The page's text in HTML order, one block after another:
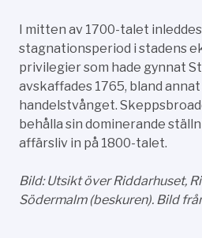
I mitten av 1700-talet
stagnationsperiod i stadens
privilegier som hade gynnat
avskaffades 1765, bland
handelstvånget.
behålla sin dominerande
affärsliv in på 1800-talet.
Bild: Utsikt över Riddarhuset,
Södermalm (beskuren). Bild